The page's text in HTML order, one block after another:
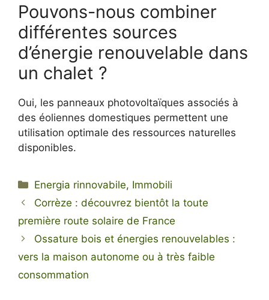
Pouvons-nous combiner
différentes sources
d’énergie renouvelable dans
un chalet ?
Oui, les panneaux photovoltaïques associés à
des éoliennes domestiques permettent une
utilisation optimale des ressources naturelles
disponibles.
Categorie
Energia rinnovabile, Immobili
Corrèze : découvrez bientôt la toute
première route solaire de France
Ossature bois et énergies renouvelables :
vers la maison autonome ou à très faible
consommation